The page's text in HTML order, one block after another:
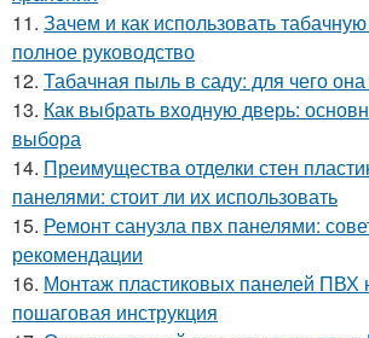
11. Зачем и как использовать
полное руководство
12. Табачная пыль в саду: для чего
13. Как выбрать входную дверь:
выбора
14. Преимущества отделки стен
панелями: стоит ли их использовать
15. Ремонт санузла пвх панелями:
рекомендации
16. Монтаж пластиковых панелей ПВХ
пошаговая инструкция